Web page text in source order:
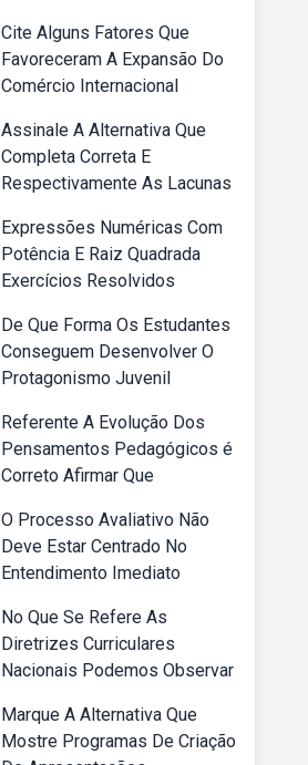
Cite Alguns Fatores Que
Favoreceram A Expansão Do
Comércio Internacional
Assinale A Alternativa Que
Completa Correta E
Respectivamente As Lacunas
Expressões Numéricas Com
Potência E Raiz Quadrada
Exercícios Resolvidos
De Que Forma Os Estudantes
Conseguem Desenvolver O
Protagonismo Juvenil
Referente A Evolução Dos
Pensamentos Pedagógicos é
Correto Afirmar Que
O Processo Avaliativo Não
Deve Estar Centrado No
Entendimento Imediato
No Que Se Refere As
Diretrizes Curriculares
Nacionais Podemos Observar
Marque A Alternativa Que
Mostre Programas De Criação